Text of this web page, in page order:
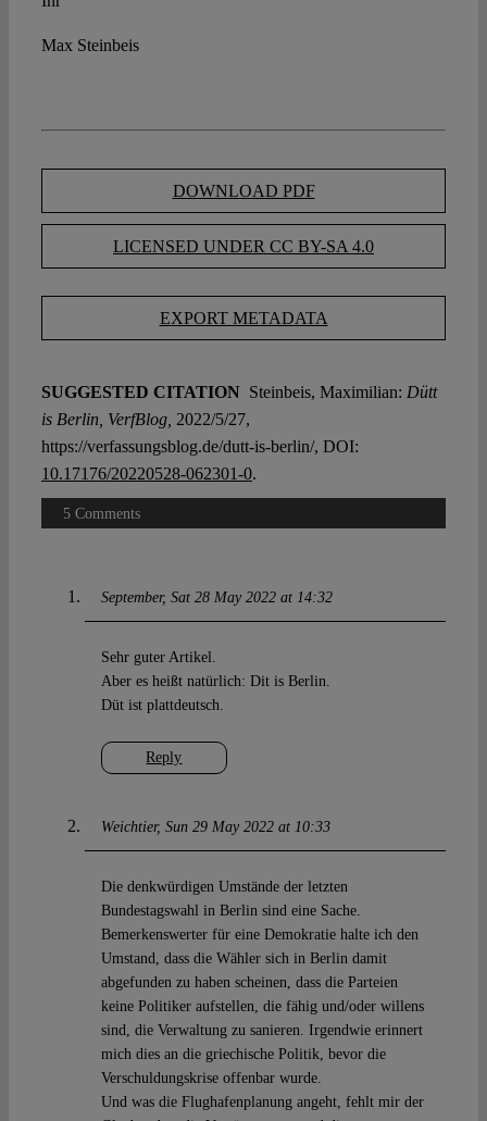
Max Steinbeis
DOWNLOAD PDF
LICENSED UNDER CC BY-SA 4.0
EXPORT METADATA
SUGGESTED CITATION Steinbeis, Maximilian: Dütt
is Berlin, VerfBlog, 2022/5/27,
https://verfassungsblog.de/dutt-is-berlin/, DOI:
10.17176/20220528-062301-0.
5 Comments
September Sat 28 May 2022 at 14:32
Reply
Sehr guter Artikel.
Aber es heißt natürlich: Dit is Berlin.
Düt ist plattdeutsch.
Weichtier Sun 29 May 2022 at 10:33
Die denkwürdigen Umstände der letzten
Bundestagswahl in Berlin sind eine Sache.
Bemerkenswerter für eine Demokratie halte ich den
Umstand, dass die Wähler sich in Berlin damit
abgefunden zu haben scheinen, dass die Parteien
keine Politiker aufstellen, die fähig und/oder willens
sind, die Verwaltung zu sanieren. Irgendwie erinnert
mich dies an die griechische Politik, bevor die
Verschuldungskrise offenbar wurde.
Und was die Flughafenplanung angeht, fehlt mir der